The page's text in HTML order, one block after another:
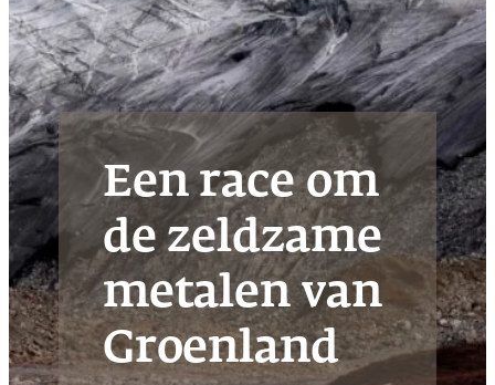
Een race om
de zeldzame
metalen van
Groenland